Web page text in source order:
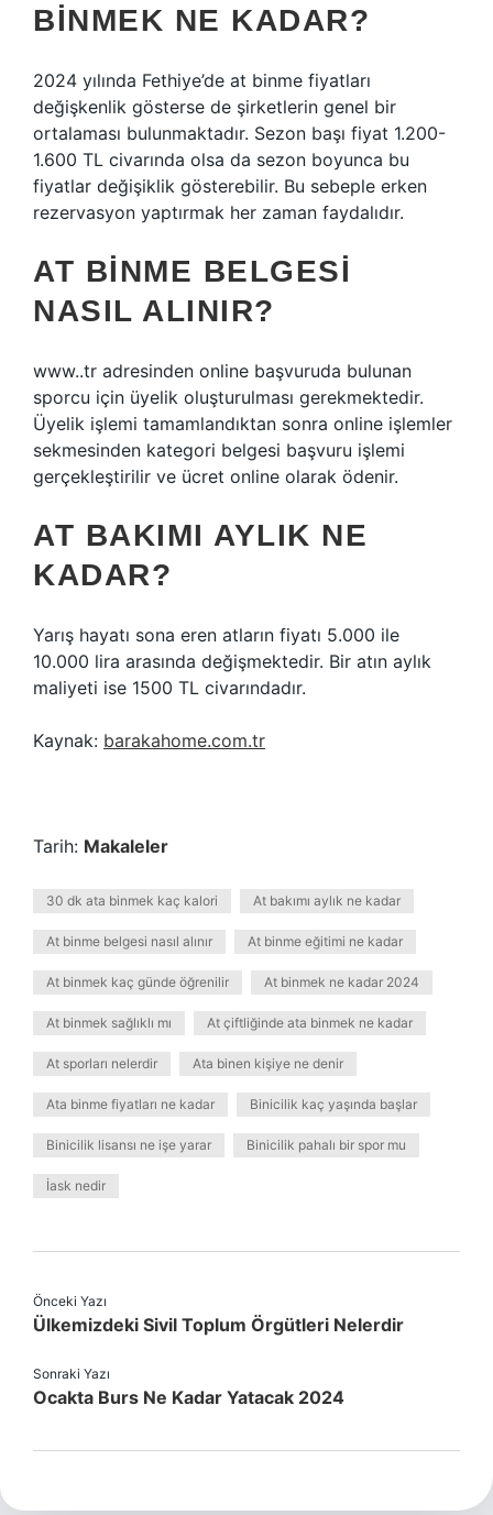
BINMEK NE KADAR?
2024 yılında Fethiye’de at binme fiyatları
değişkenlik gösterse de şirketlerin genel bir
ortalaması bulunmaktadır. Sezon başı fiyat 1.200-
1.600 TL civarında olsa da sezon boyunca bu
fiyatlar değişiklik gösterebilir. Bu sebeple erken
rezervasyon yaptırmak her zaman faydalıdır.
AT BINME BELGESI
NASIL ALINIR?
www..tr adresinden online başvuruda bulunan
sporcu için üyelik oluşturulması gerekmektedir.
Üyelik işlemi tamamlandıktan sonra online işlemler
sekmesinden kategori belgesi başvuru işlemi
gerçekleştirilir ve ücret online olarak ödenir.
AT BAKIMI AYLIK NE
KADAR?
Yarış hayatı sona eren atların fiyatı 5.000 ile
10.000 lira arasında değişmektedir. Bir atın aylık
maliyeti ise 1500 TL civarındadır.
Kaynak: barakahome.com.tr
Tarih: Makaleler
30 dk ata binmek kaç kalori At bakımı aylık ne kadar
At binme belgesi nasıl alınır At binme eğitimi ne kadar
At binmek kaç günde öğrenilir At binmek ne kadar 2024
At binmek sağlıklı mı At çiftliğinde ata binmek ne kadar
At sporları nelerdir Ata binen kişiye ne denir
Ata binme fiyatları ne kadar Binicilik kaç yaşında başlar
Binicilik lisansı ne işe yarar Binicilik pahalı bir spor mu
İask nedir
Önceki Yazı
Ülkemizdeki Sivil Toplum Örgütleri Nelerdir
Sonraki Yazı
Ocakta Burs Ne Kadar Yatacak 2024